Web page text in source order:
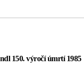
150. výročí úmrtí 1985